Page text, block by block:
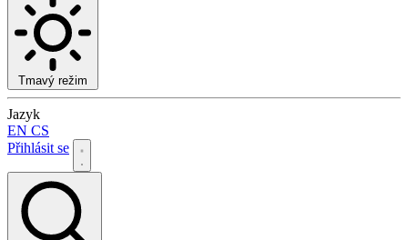
Tmavý režim
Jazyk
EN CS
Přihlásit se